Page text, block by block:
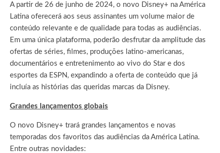
A partir de 26 de junho de 2024, o novo Disney+ na América
Latina oferecerá aos seus assinantes um volume maior de
conteúdo relevante e de qualidade para todas as audiências.
Em uma única plataforma, poderão desfrutar da amplitude das
ofertas de séries, filmes, produções latino-americanas,
documentários e entretenimento ao vivo do Star e dos
esportes da ESPN, expandindo a oferta de conteúdo que já
incluía as histórias das queridas marcas da Disney.
Grandes lançamentos globais
O novo Disney+ trará grandes lançamentos e novas
temporadas dos favoritos das audiências da América Latina.
Entre outras novidades: